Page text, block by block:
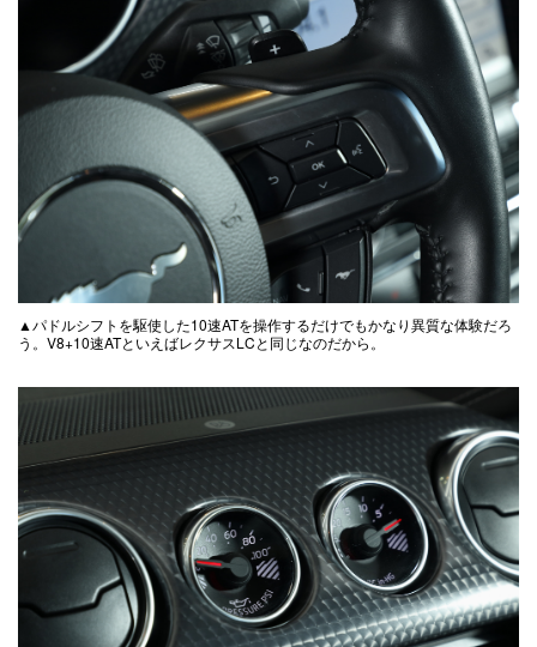
▲パドルシフトを駆使した10速ATを操作するだけでもかなり異質な体験だろ
う。V8+10速ATといえばレクサスLCと同じなのだから。